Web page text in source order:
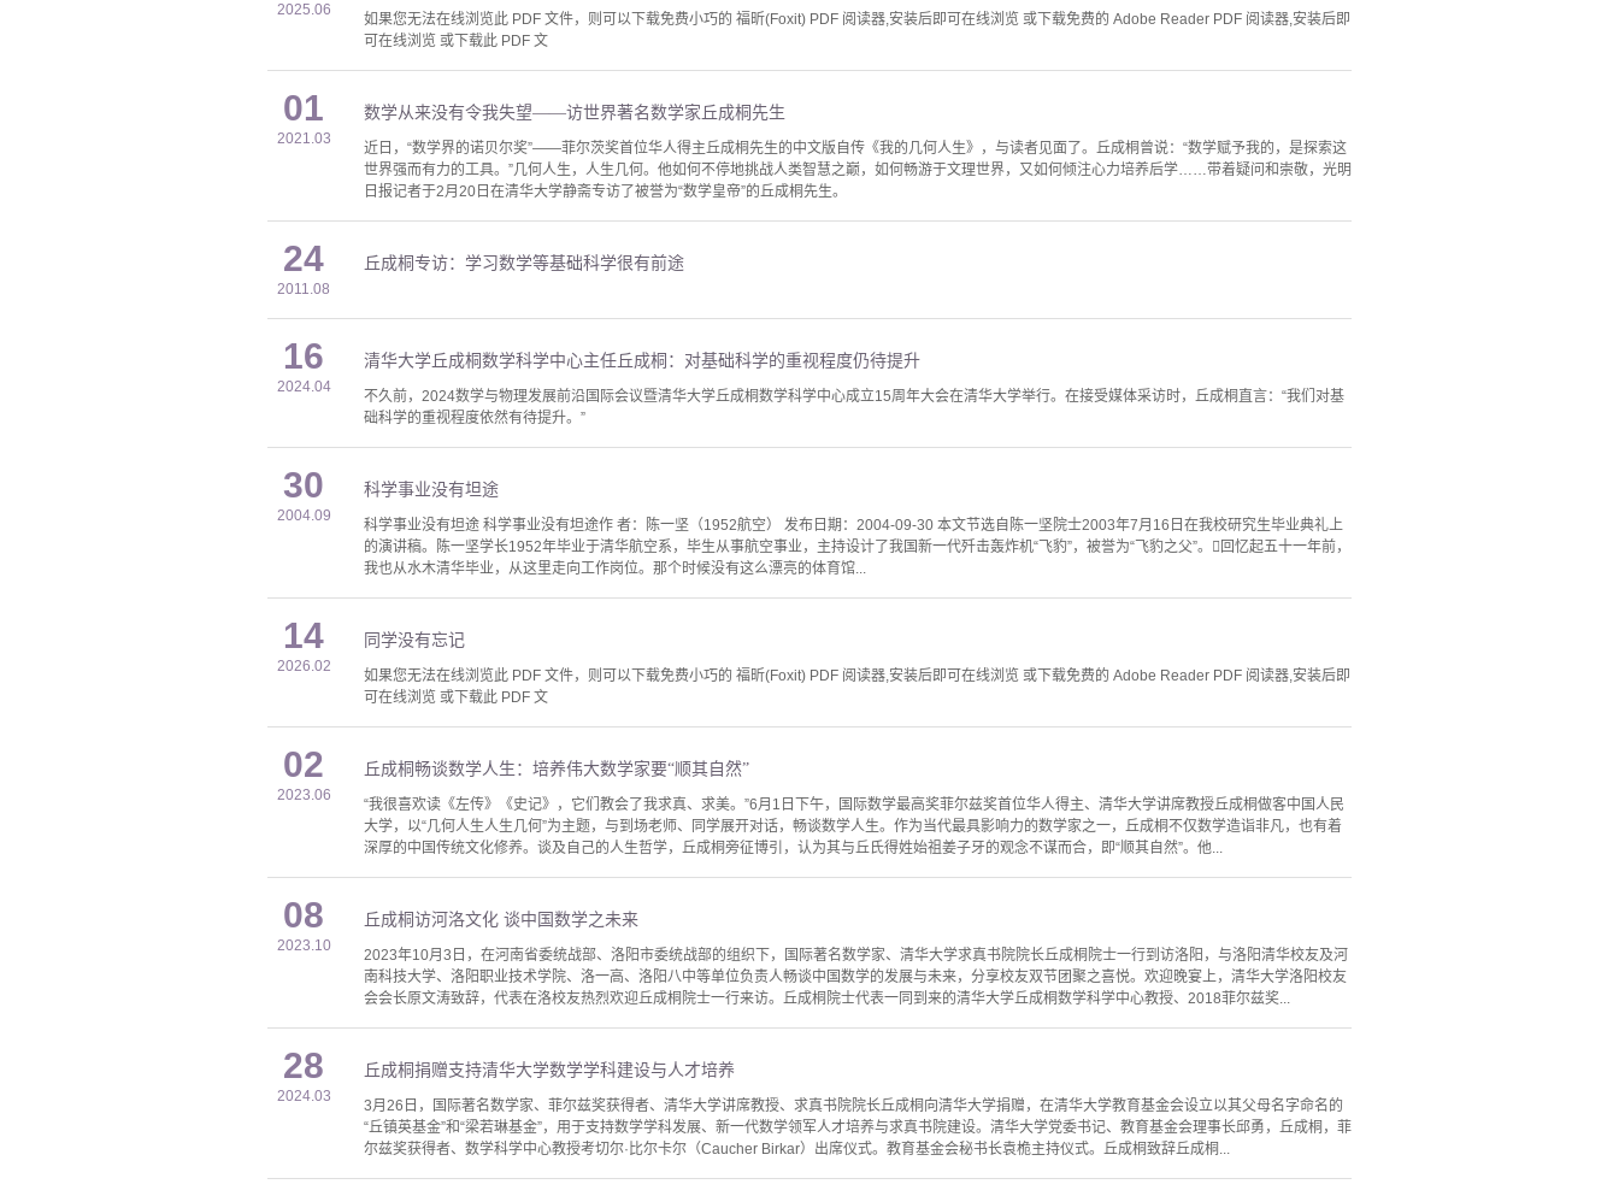
2025.06
如果您无法在线浏览此 PDF 文件，则可以下载免费小巧的 福昕(Foxit) PDF 阅读器,安装后即可在线浏览 或下载免费的 Adobe Reader PDF 阅读器,安装后即
可在线浏览 或下载此 PDF 文
01
2021.03
数学从来没有令我失望——访世界著名数学家丘成桐先生
近日，“数学界的诺贝尔奖”——菲尔茨奖首位华人得主丘成桐先生的中文版自传《我的几何人生》，与读者见面了。丘成桐曾说：“数学赋予我的，是探索这
世界强而有力的工具。”几何人生，人生几何。他如何不停地挑战人类智慧之巅，如何畅游于文理世界，又如何倾注心力培养后学……带着疑问和崇敬，光明
日报记者于2月20日在清华大学静斋专访了被誉为“数学皇帝”的丘成桐先生。
24
2011.08
丘成桐专访：学习数学等基础科学很有前途
16
2024.04
清华大学丘成桐数学科学中心主任丘成桐：对基础科学的重视程度仍待提升
不久前，2024数学与物理发展前沿国际会议暨清华大学丘成桐数学科学中心成立15周年大会在清华大学举行。在接受媒体采访时，丘成桐直言：“我们对基
础科学的重视程度依然有待提升。”
30
2004.09
科学事业没有坦途
科学事业没有坦途 科学事业没有坦途作 者：陈一坚（1952航空） 发布日期：2004-09-30 本文节选自陈一坚院士2003年7月16日在我校研究生毕业典礼上
的演讲稿。陈一坚学长1952年毕业于清华航空系，毕生从事航空事业，主持设计了我国新一代歼击轰炸机“飞豹”，被誉为“飞豹之父”。回忆起五十一年前，
我也从水木清华毕业，从这里走向工作岗位。那个时候没有这么漂亮的体育馆...
14
2026.02
同学没有忘记
如果您无法在线浏览此 PDF 文件，则可以下载免费小巧的 福昕(Foxit) PDF 阅读器,安装后即可在线浏览 或下载免费的 Adobe Reader PDF 阅读器,安装后即
可在线浏览 或下载此 PDF 文
02
2023.06
丘成桐畅谈数学人生：培养伟大数学家要“顺其自然”
“我很喜欢读《左传》《史记》，它们教会了我求真、求美。”6月1日下午，国际数学最高奖菲尔兹奖首位华人得主、清华大学讲席教授丘成桐做客中国人民
大学，以“几何人生人生几何”为主题，与到场老师、同学展开对话，畅谈数学人生。作为当代最具影响力的数学家之一，丘成桐不仅数学造诣非凡，也有着
深厚的中国传统文化修养。谈及自己的人生哲学，丘成桐旁征博引，认为其与丘氏得姓始祖姜子牙的观念不谋而合，即“顺其自然”。他...
08
2023.10
丘成桐访河洛文化 谈中国数学之未来
2023年10月3日，在河南省委统战部、洛阳市委统战部的组织下，国际著名数学家、清华大学求真书院院长丘成桐院士一行到访洛阳，与洛阳清华校友及河
南科技大学、洛阳职业技术学院、洛一高、洛阳八中等单位负责人畅谈中国数学的发展与未来，分享校友双节团聚之喜悦。欢迎晚宴上，清华大学洛阳校友
会会长原文涛致辞，代表在洛校友热烈欢迎丘成桐院士一行来访。丘成桐院士代表一同到来的清华大学丘成桐数学科学中心教授、2018菲尔兹奖...
28
2024.03
丘成桐捐赠支持清华大学数学学科建设与人才培养
3月26日，国际著名数学家、菲尔兹奖获得者、清华大学讲席教授、求真书院院长丘成桐向清华大学捐赠，在清华大学教育基金会设立以其父母名字命名的
“丘镇英基金”和“梁若琳基金”，用于支持数学学科发展、新一代数学领军人才培养与求真书院建设。清华大学党委书记、教育基金会理事长邱勇，丘成桐，菲
尔兹奖获得者、数学科学中心教授考切尔·比尔卡尔（Caucher Birkar）出席仪式。教育基金会秘书长袁桅主持仪式。丘成桐致辞丘成桐...